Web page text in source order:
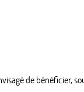
de bénéficier,